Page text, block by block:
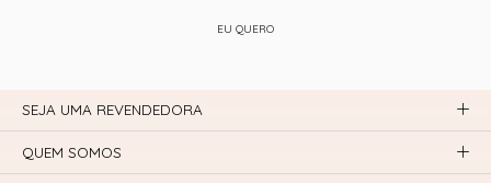
EU QUERO
SEJA UMA REVENDEDORA
QUEM SOMOS